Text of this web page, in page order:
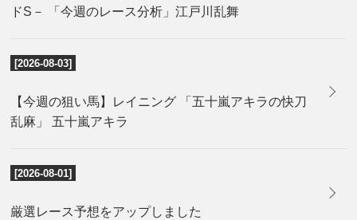
ドS－ 「今週のレース分析」江戸川乱舞
[2026-08-03]
【今週の狙い馬】レイニング 「五十嵐アキラの快刀
乱麻」 五十嵐アキラ
[2026-08-01]
厳選レース予想をアップしました